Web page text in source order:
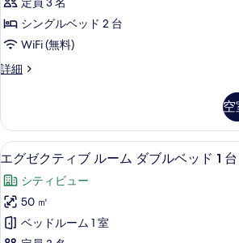
台
喫
煙
ー
ル
ビ
ュ
ー
の
ベ
ッ
ド
台
プ
ー
ル
ュ
ー
の
詳
ス
ル
ー
ム
ン
グ
ル
ベ
ッ
ド
シングルベッド 2 台
WiFi (無料)
詳細
デ
ス
ル
ー
シ
ン
グ
ル
空
エ
グ
ゼ
ク
テ
エグゼク
7
エグゼクティブ ルーム ダブルベッド 1
シティビュー
50 ㎡
ベッドルーム 1 室